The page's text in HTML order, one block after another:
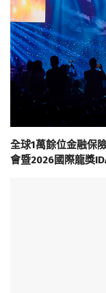
全球1萬餘位金融保
會暨2026國際龍獎